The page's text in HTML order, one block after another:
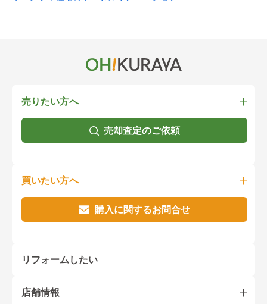
売りたい方へ
売却査定のご依頼
買いたい方へ
購入に関するお問合せ
リフォームしたい
店舗情報